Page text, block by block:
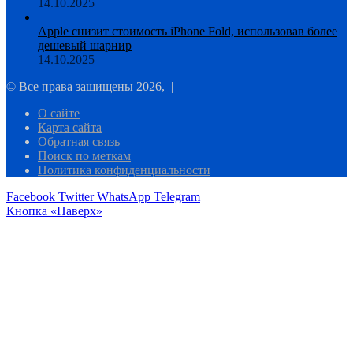
Apple снизит стоимость iPhone Fold, использовав более
дешевый шарнир
14.10.2025
© Все права защищены 2026, |
О сайте
Карта сайта
Обратная связь
Поиск по меткам
Политика конфиденциальности
Facebook Twitter WhatsApp Telegram
Кнопка «Наверх»